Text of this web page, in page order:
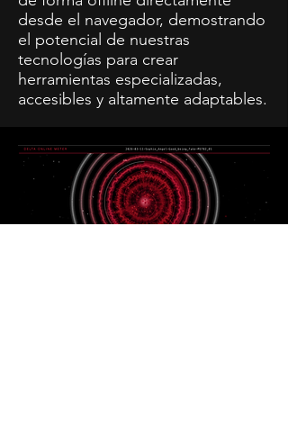
desde el navegador, demostrando
el potencial de nuestras
tecnologías para crear
herramientas especializadas,
accesibles y altamente adaptables.